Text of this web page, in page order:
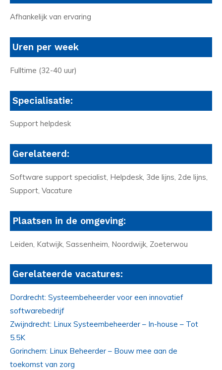
Afhankelijk van ervaring
Uren per week
Fulltime (32-40 uur)
Specialisatie:
Support helpdesk
Gerelateerd:
Software support specialist, Helpdesk, 3de lijns, 2de lijns,
Support, Vacature
Plaatsen in de omgeving:
Leiden, Katwijk, Sassenheim, Noordwijk, Zoeterwou
Gerelateerde vacatures:
Dordrecht: Systeembeheerder voor een innovatief
softwarebedrijf
Zwijndrecht: Linux Systeembeheerder – In-house – Tot
5.5K
Gorinchem: Linux Beheerder – Bouw mee aan de
toekomst van zorg